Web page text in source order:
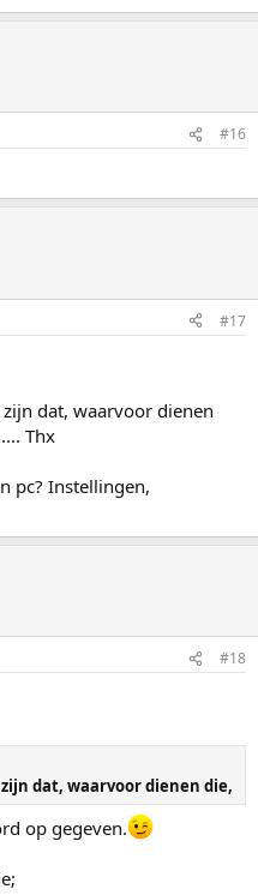
#16
#17
dat, waarvoor dienen
Thx
pc? Instellingen,
#18
dat, waarvoor dienen die,
op gegeven.